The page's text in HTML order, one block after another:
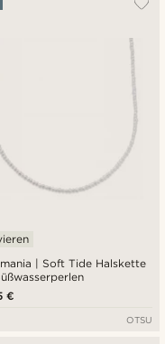
| Soft Tide Halskette
€
OTSU